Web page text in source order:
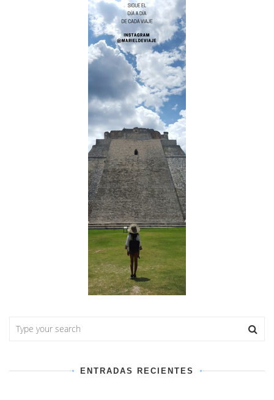
ENTRADAS RECIENTES